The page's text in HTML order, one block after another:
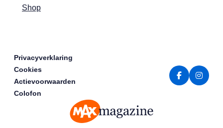
Shop
Privacyverklaring
Cookies
Actievoorwaarden
Colofon